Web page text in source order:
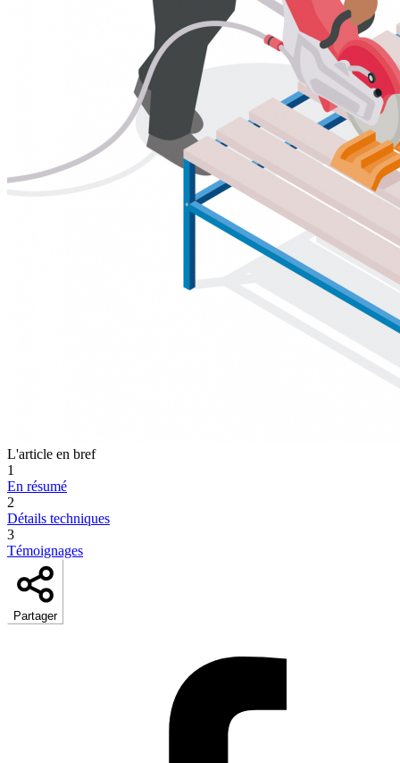
L'article en bref
1
En résumé
2
Détails techniques
3
Témoignages
Partager